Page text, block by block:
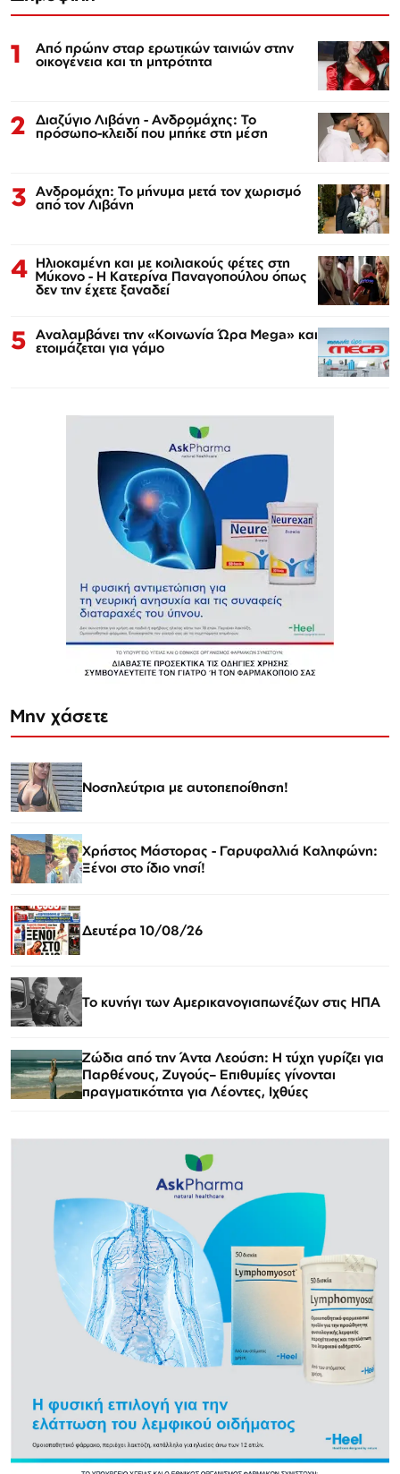
1 Από πρώην σταρ ερωτικών ταινιών στην
οικογένεια και τη μητρότητα
2 Διαζύγιο Λιβάνη - Ανδρομάχης: Το
πρόσωπο-κλειδί που μπήκε στη μέση
3 Ανδρομάχη: Το μήνυμα μετά τον χωρισμό
από τον Λιβάνη
4 Ηλιοκαμένη και με κοιλιακούς φέτες στη
Μύκονο - Η Κατερίνα Παναγοπούλου όπως
δεν την έχετε ξαναδεί
5 Αναλαμβάνει την «Κοινωνία Ώρα Mega» και
ετοιμάζεται για γάμο
Μην χάσετε
Νοσηλεύτρια με αυτοπεποίθηση!
Χρήστος Μάστορας - Γαρυφαλλιά Καληφώνη:
Ξένοι στο ίδιο νησί!
Δευτέρα 10/08/26
Το κυνήγι των Αμερικανογιαπωνέζων στις ΗΠΑ
Ζώδια από την Άντα Λεούση: Η τύχη γυρίζει για
Παρθένους, Ζυγούς– Επιθυμίες γίνονται
πραγματικότητα για Λέοντες, Ιχθύες